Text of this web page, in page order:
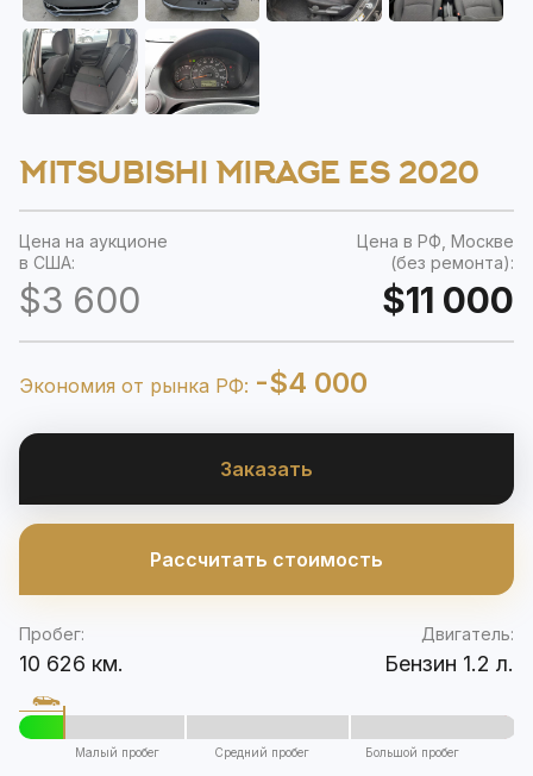
MITSUBISHI MIRAGE ES 2020
Цена на аукционе
в США:
$3 600
Цена в РФ, Москве
(без ремонта):
$11 000
Экономия от рынка РФ: -$4 000
Заказать
Рассчитать стоимость
Пробег:
10 626 км.
Двигатель:
Бензин 1.2 л.
Малый пробег Средний пробег Большой пробег